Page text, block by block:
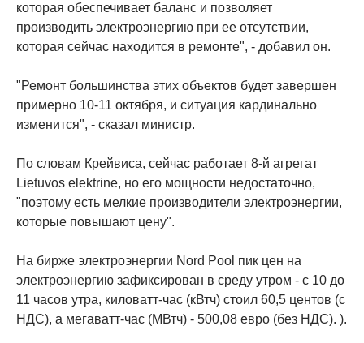
которая обеспечивает баланс и позволяет
производить электроэнергию при ее отсутствии,
которая сейчас находится в ремонте", - добавил он.
"Ремонт большинства этих объектов будет завершен
примерно 10-11 октября, и ситуация кардинально
изменится", - сказал министр.
По словам Крейвиса, сейчас работает 8-й агрегат
Lietuvos elektrine, но его мощности недостаточно,
"поэтому есть мелкие производители электроэнергии,
которые повышают цену".
На бирже электроэнергии Nord Pool пик цен на
электроэнергию зафиксирован в среду утром - с 10 до
11 часов утра, киловатт-час (кВтч) стоил 60,5 центов (с
НДС), а мегаватт-час (МВтч) - 500,08 евро (без НДС). ).